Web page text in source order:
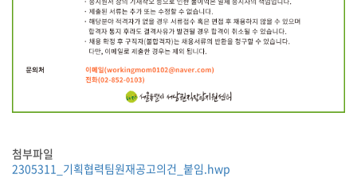
첨부파일
2305311_기획협력팀원재공고의건_붙임.hwp